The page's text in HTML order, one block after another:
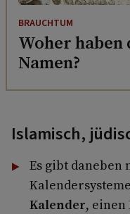
BRAUCHTUM
Woher haben
Namen?
Islamisch,
Es gibt daneben
Kalender, einen